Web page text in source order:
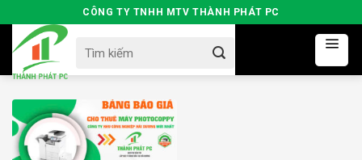
to
content
CÔNG TY TNHH MTV THÀNH PHÁT PC
for: